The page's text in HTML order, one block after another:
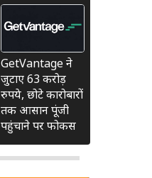
GetVantage ने
जुटाए 63 करोड़
रुपये, छोटे कारोबारों
तक आसान पूंजी
पहुंचाने पर फोकस